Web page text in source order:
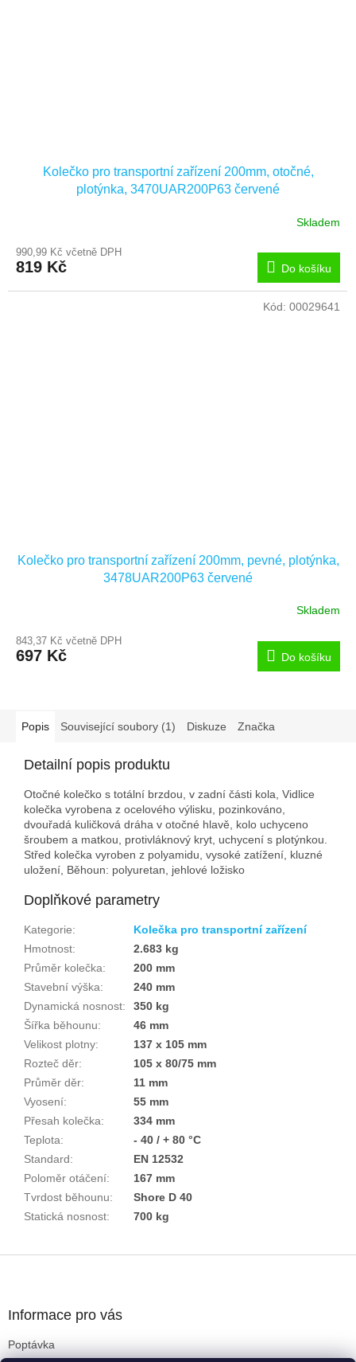
Kolečko pro transportní zařízení 200mm, otočné,
plotýnka, 3470UAR200P63 červené
Skladem
990,99 Kč včetně DPH
819 Kč Do košíku
Kolečko pro transportní zařízení 200mm, pevné, plotýnka,
3478UAR200P63 červené
Skladem
843,37 Kč včetně DPH
697 Kč Do košíku
Kód: 00029641
Popis Související soubory (1) Diskuze Značka
Detailní popis produktu
Otočné kolečko s totální brzdou, v zadní části kola, Vidlice
kolečka vyrobena z ocelového výlisku, pozinkováno,
dvouřadá kuličková dráha v otočné hlavě, kolo uchyceno
šroubem a matkou, protivláknový kryt, uchycení s plotýnkou.
Střed kolečka vyroben z polyamidu, vysoké zatížení, kluzné
uložení, Běhoun: polyuretan, jehlové ložisko
Doplňkové parametry
Kategorie:
Kolečka pro transportní zařízení
Hmotnost:
2.683 kg
Průměr kolečka:
200 mm
Stavební výška:
240 mm
Dynamická nosnost:
350 kg
Šířka běhounu:
46 mm
Velikost plotny:
137 x 105 mm
Rozteč děr:
105 x 80/75 mm
Průměr děr:
11 mm
Vyosení:
55 mm
Přesah kolečka:
334 mm
Teplota:
- 40 / + 80 °C
Standard:
EN 12532
Poloměr otáčení:
167 mm
Tvrdost běhounu:
Shore D 40
Statická nosnost: 700 kg
Informace pro vás
Poptávka